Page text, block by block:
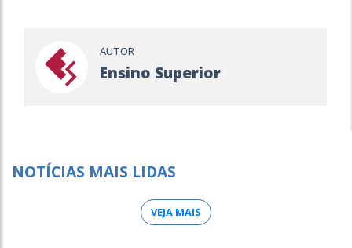
AUTOR
Ensino Superior
NOTÍCIAS MAIS LIDAS
VEJA MAIS